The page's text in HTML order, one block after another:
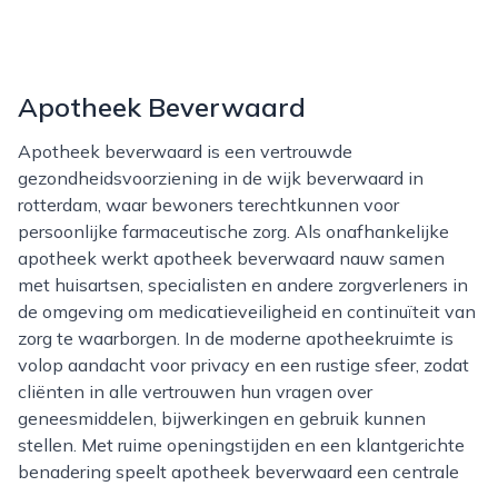
Apotheek Beverwaard
Apotheek beverwaard is een vertrouwde
gezondheidsvoorziening in de wijk beverwaard in
rotterdam, waar bewoners terechtkunnen voor
persoonlijke farmaceutische zorg. Als onafhankelijke
apotheek werkt apotheek beverwaard nauw samen
met huisartsen, specialisten en andere zorgverleners in
de omgeving om medicatieveiligheid en continuïteit van
zorg te waarborgen. In de moderne apotheekruimte is
volop aandacht voor privacy en een rustige sfeer, zodat
cliënten in alle vertrouwen hun vragen over
geneesmiddelen, bijwerkingen en gebruik kunnen
stellen. Met ruime openingstijden en een klantgerichte
benadering speelt apotheek beverwaard een centrale